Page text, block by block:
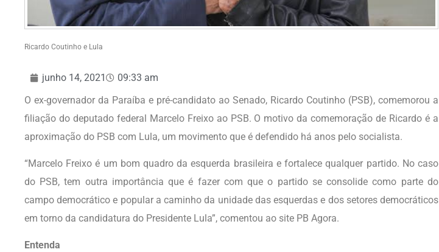
Ricardo Coutinho e Lula
junho 14, 2021
09:33 am
O ex-governador da Paraíba e pré-candidato ao Senado, Ricardo Coutinho (PSB), comemorou a
filiação do deputado federal Marcelo Freixo ao PSB. O motivo da comemoração de Ricardo é a
aproximação do PSB com Lula, um movimento que é defendido há anos pelo socialista.
“Marcelo Freixo é um bom quadro da esquerda brasileira e fortalece qualquer partido. No caso
do PSB, tem outra importância que é fazer com que o partido se consolide como parte do
campo democrático e popular a caminho da unidade das esquerdas e dos setores democráticos
em torno da candidatura do Presidente Lula”, comentou ao site PB Agora.
Entenda